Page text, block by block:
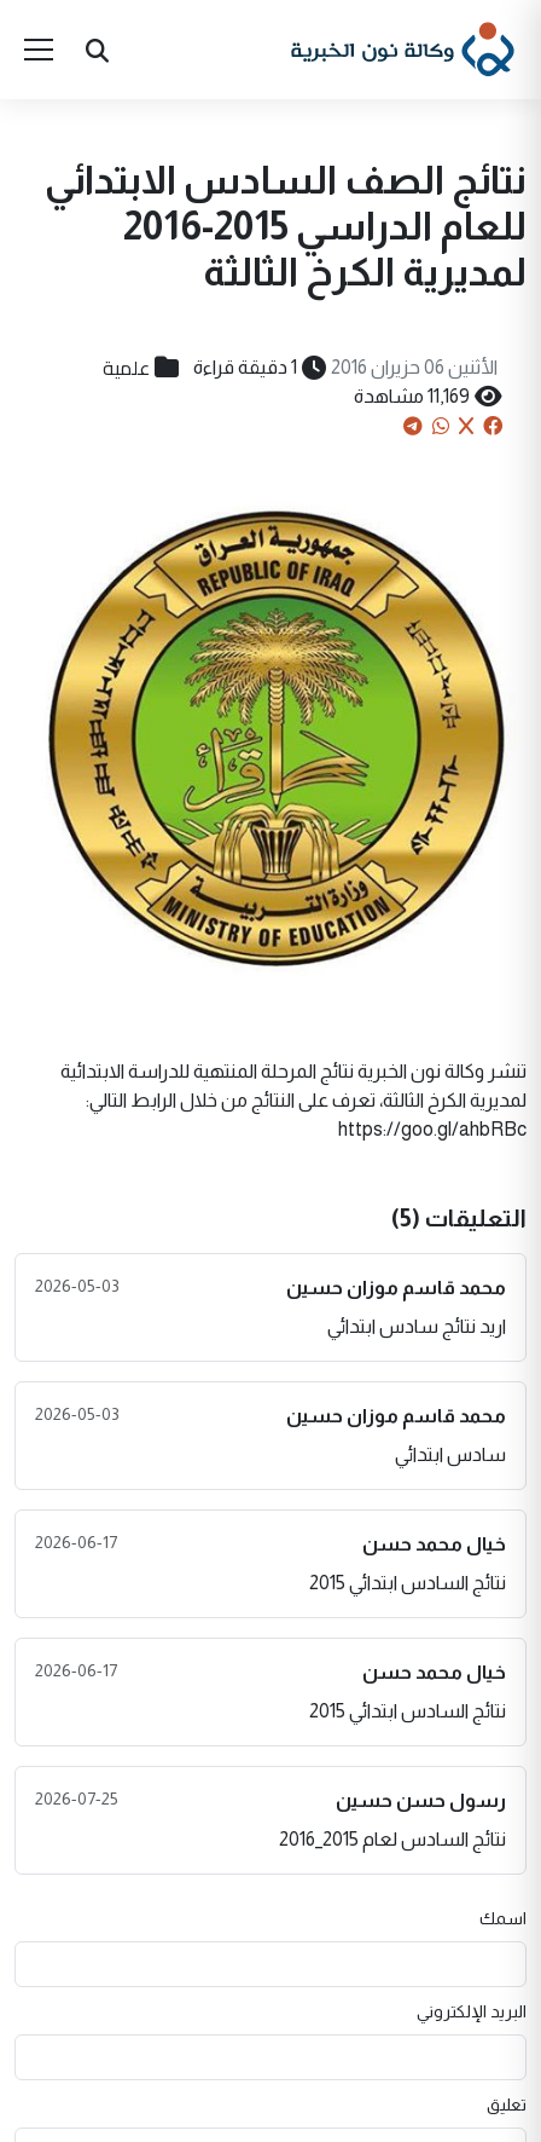
نتائج الصف السادس الابتدائي
للعام الدراسي 2015-2016
لمديرية الكرخ الثالثة
الأثنين 06 حزيران 2016 1 دقيقة قراءة علمية
11,169 مشاهدة
تنشر وكالة نون الخبرية نتائج المرحلة المنتهية للدراسة الابتدائية
لمديرية الكرخ الثالثة، تعرف على النتائج من خلال الرابط التالي:
https://goo.gl/ahbRBc
التعليقات (5)
محمد قاسم موزان حسين 2026-05-03
اريد نتائج سادس ابتدائي
محمد قاسم موزان حسين 2026-05-03
سادس ابتدائي
خيال محمد حسن 2026-06-17
نتائج السادس ابتدائي 2015
خيال محمد حسن 2026-06-17
نتائج السادس ابتدائي 2015
رسول حسن حسين 2026-07-25
نتائج السادس لعام 2015_2016
اسمك
البريد الإلكتروني
تعليق